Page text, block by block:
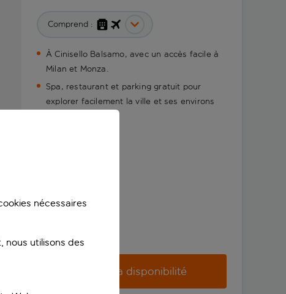
Comprend :
À Cinisello Balsamo, avec un accès facile à
Milan et Monza.
Spa, restaurant et parking gratuit pour
explorer facilement la ville et ses environs
Vérifier la disponibilité
nécessaires
nous utilisons des